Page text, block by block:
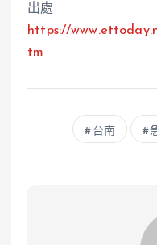
出處
https://
tm
台南